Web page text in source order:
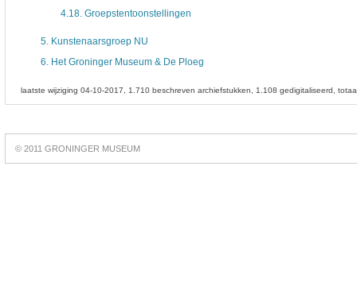
4.18.Groepstentoonstellingen
5.Kunstenaarsgroep NU
6.Het Groninger Museum & De Ploeg
laatste wijziging 04-10-2017 1.710 beschreven archiefstukken 1.108 gedigitaliseerd
online
slots
© 2011 GRONINGER MUSEUM